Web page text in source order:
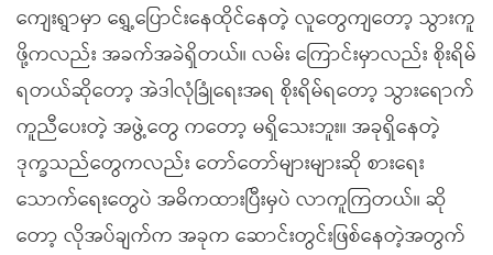
ကျေးရွာမှာ ရွှေ့ပြောင်းနေထိုင်နေတဲ့ လူတွေကျတော့ သွားကူ
ဖို့ကလည်း အခက်အခဲရှိတယ်။ လမ်း ကြောင်းမှာလည်း စိုးရိမ်
ရတယ်ဆိုတော့ အဲဒါလုံခြုံရေးအရ စိုးရိမ်ရတော့ သွားရောက်
ကူညီပေးတဲ့ အဖွဲ့တွေ ကတော့ မရှိသေးဘူး။ အခုရှိနေတဲ့
ဒုက္ခသည်တွေကလည်း တော်တော်များများဆို စားရေး
သောက်ရေးတွေပဲ အဓိကထားပြီးမှပဲ လာကူကြတယ်။ ဆို
တော့ လိုအပ်ချက်က အခုက ဆောင်းတွင်းဖြစ်နေတဲ့အတွက်